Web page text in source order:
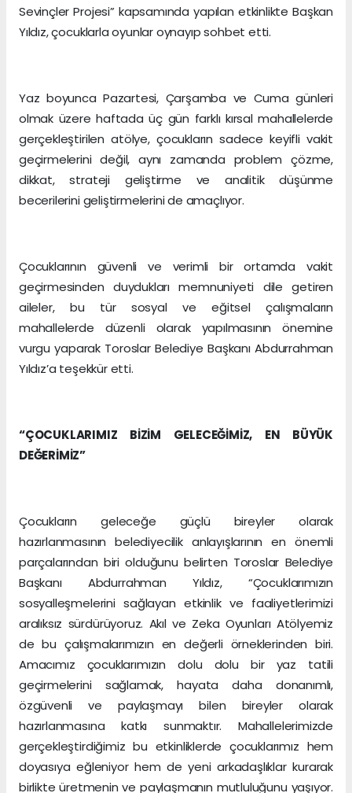
Sevinçler Projesi” kapsamında yapılan etkinlikte Başkan
Yıldız, çocuklarla oyunlar oynayıp sohbet etti.
Yaz boyunca Pazartesi, Çarşamba ve Cuma günleri
olmak üzere haftada üç gün farklı kırsal mahallelerde
gerçekleştirilen atölye, çocukların sadece keyifli vakit
geçirmelerini değil, aynı zamanda problem çözme,
dikkat, strateji geliştirme ve analitik düşünme
becerilerini geliştirmelerini de amaçlıyor.
Çocuklarının güvenli ve verimli bir ortamda vakit
geçirmesinden duydukları memnuniyeti dile getiren
aileler, bu tür sosyal ve eğitsel çalışmaların
mahallelerde düzenli olarak yapılmasının önemine
vurgu yaparak Toroslar Belediye Başkanı Abdurrahman
Yıldız’a teşekkür etti.
“ÇOCUKLARIMIZ BİZİM GELECEĞİMİZ, EN BÜYÜK
DEĞERİMİZ”
Çocukların geleceğe güçlü bireyler olarak
hazırlanmasının belediyecilik anlayışlarının en önemli
parçalarından biri olduğunu belirten Toroslar Belediye
Başkanı Abdurrahman Yıldız, “Çocuklarımızın
sosyalleşmelerini sağlayan etkinlik ve faaliyetlerimizi
aralıksız sürdürüyoruz. Akıl ve Zeka Oyunları Atölyemiz
de bu çalışmalarımızın en değerli örneklerinden biri.
Amacımız çocuklarımızın dolu dolu bir yaz tatili
geçirmelerini sağlamak, hayata daha donanımlı,
özgüvenli ve paylaşmayı bilen bireyler olarak
hazırlanmasına katkı sunmaktır. Mahallelerimizde
gerçekleştirdiğimiz bu etkinliklerde çocuklarımız hem
doyasıya eğleniyor hem de yeni arkadaşlıklar kurarak
birlikte üretmenin ve paylaşmanın mutluluğunu yaşıyor.